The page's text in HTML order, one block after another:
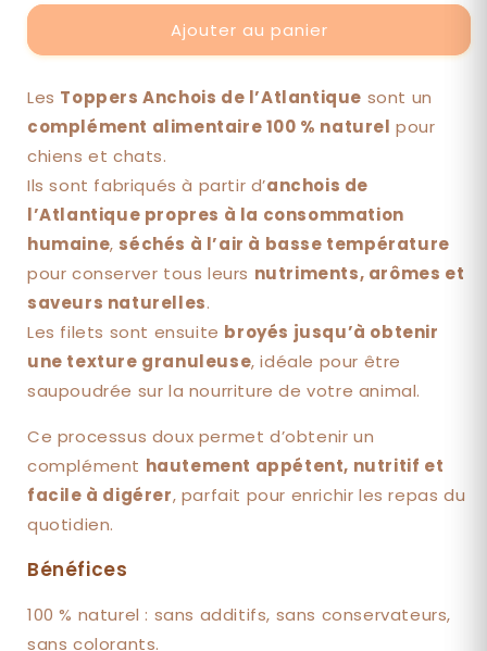
l&#39;Atlantique
Complément
naturel
pour
chats
et
chiens
de
l&#39;Atlantique
Complément
naturel
pour
chats
et
chiens
Ajouter au panier
Les Toppers Anchois de l’Atlantique sont un
complément alimentaire 100 % naturel pour
chiens et chats.
Ils sont fabriqués à partir d’anchois de
l’Atlantique propres à la consommation
humaine, séchés à l’air à basse température
pour conserver tous leurs nutriments, arômes et
saveurs naturelles.
Les filets sont ensuite broyés jusqu’à obtenir
une texture granuleuse, idéale pour être
saupoudrée sur la nourriture de votre animal.
Ce processus doux permet d’obtenir un
complément hautement appétent, nutritif et
facile à digérer, parfait pour enrichir les repas du
quotidien.
Bénéfices
100 % naturel : sans additifs, sans conservateurs,
sans colorants.